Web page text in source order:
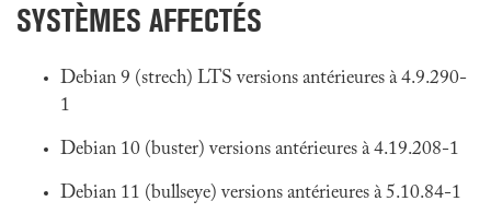
SYSTÈMES AFFECTÉS
Debian 9 (strech) LTS versions antérieures à 4.9.290-
1
Debian 10 (buster) versions antérieures à 4.19.208-1
Debian 11 (bullseye) versions antérieures à 5.10.84-1